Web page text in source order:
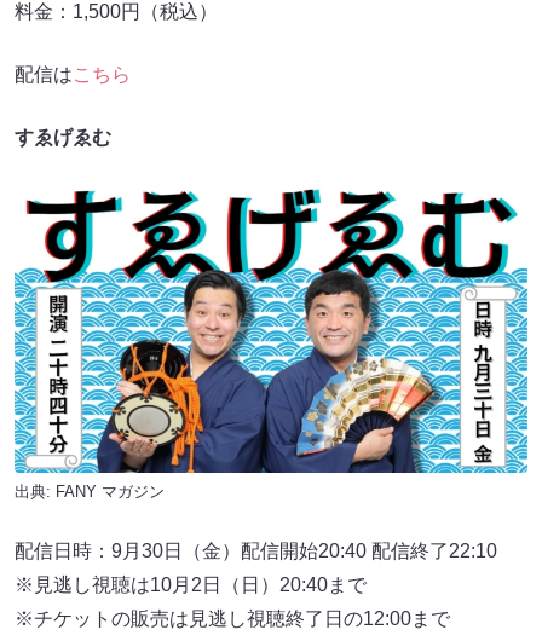
料金：1,500円（税込）
配信はこちら
すゑげゑむ
出典: FANY マガジン
配信日時：9月30日（金）配信開始20:40 配信終了22:10
※見逃し視聴は10月2日（日）20:40まで
※チケットの販売は⾒逃し視聴終了⽇の12:00まで